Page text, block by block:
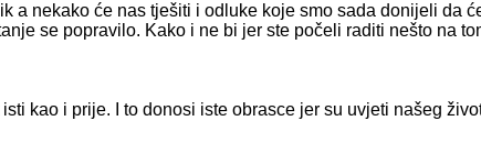
nekako će nas tješiti i odluke koje smo sada donijeli da
se popravilo. Kako i ne bi jer ste počeli raditi nešto na
kao i prije. I to donosi iste obrasce jer su uvjeti našeg